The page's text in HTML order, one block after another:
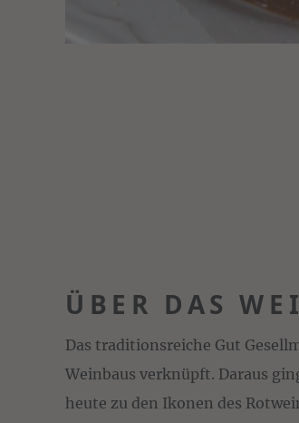
ÜBER DAS
Das traditionsreiche Gut
Weinbaus verknüpft. Daraus
heute zu den Ikonen des